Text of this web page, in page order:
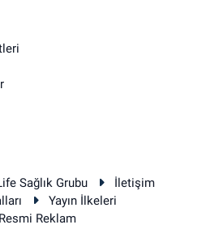
Sağlık Grubu
İletişim
Yayın İlkeleri
Resmi Reklam